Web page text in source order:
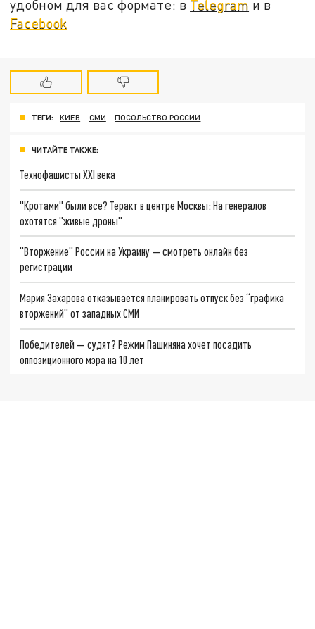
удобном для вас формате: в Telegram и в
Facebook
ТЕГИ: КИЕВ СМИ ПОСОЛЬСТВО РОССИИ
ЧИТАЙТЕ ТАКЖЕ:
Технофашисты XXI века
"Кротами" были все? Теракт в центре Москвы: На генералов
охотятся "живые дроны"
"Вторжение” России на Украину — смотреть онлайн без
регистрации
Мария Захарова отказывается планировать отпуск без “графика
вторжений” от западных СМИ
Победителей — судят? Режим Пашиняна хочет посадить
оппозиционного мэра на 10 лет